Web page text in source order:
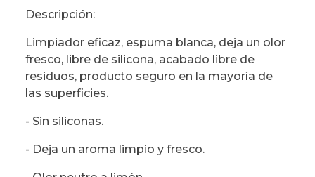
Descripción:
Limpiador eficaz, espuma blanca, deja un olor
fresco, libre de silicona, acabado libre de
residuos, producto seguro en la mayoría de
las superficies.
- Sin siliconas.
- Deja un aroma limpio y fresco.